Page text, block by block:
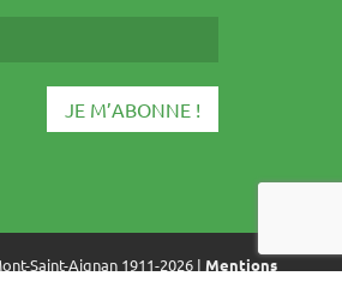
Saint-Aignan 1911-2026 |Mentions